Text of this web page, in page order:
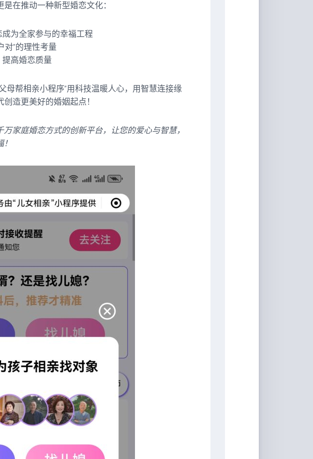
在推动一种新型婚恋文化：
为全家参与的幸福工程
对”的理性考量
高婚恋质量
母帮相亲小程序”用科技温暖人心，用智慧连接缘
造更美好的婚姻起点！
家庭婚恋方式的创新平台，让您的爱心与智慧，